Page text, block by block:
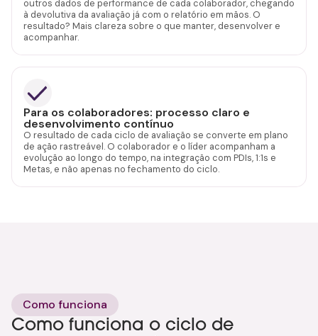
outros dados de performance de cada colaborador, chegando
à devolutiva da avaliação já com o relatório em mãos. O
resultado? Mais clareza sobre o que manter, desenvolver e
acompanhar.
Para os colaboradores: processo claro e
desenvolvimento contínuo
O resultado de cada ciclo de avaliação se converte em plano
de ação rastreável. O colaborador e o líder acompanham a
evolução ao longo do tempo, na integração com PDIs, 1:1s e
Metas, e não apenas no fechamento do ciclo.
Como funciona
Como funciona o ciclo de